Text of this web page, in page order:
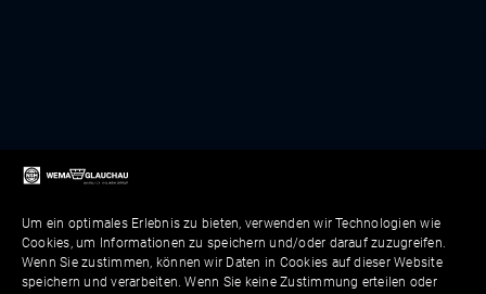
Um ein optimales Erlebnis zu bieten, verwenden wir Technologien wie
Cookies, um Informationen zu speichern und/oder darauf zuzugreifen.
Wenn Sie zustimmen, können wir Daten in Cookies auf dieser Website
speichern und verarbeiten. Wenn Sie keine Zustimmung erteilen oder